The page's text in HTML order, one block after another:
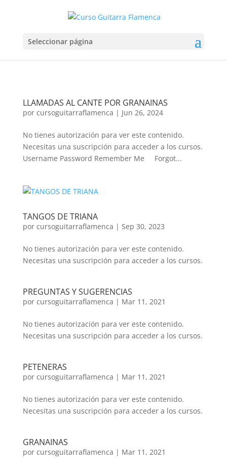
Seleccionar página
LLAMADAS AL CANTE POR GRANAINAS
por cursoguitarraflamenca | Jun 26, 2024
No tienes autorización para ver este contenido.
Necesitas una suscripción para acceder a los cursos.
Username Password Remember Me Forgot...
TANGOS DE TRIANA
por cursoguitarraflamenca | Sep 30, 2023
No tienes autorización para ver este contenido.
Necesitas una suscripción para acceder a los cursos.
PREGUNTAS Y SUGERENCIAS
por cursoguitarraflamenca | Mar 11, 2021
No tienes autorización para ver este contenido.
Necesitas una suscripción para acceder a los cursos.
PETENERAS
por cursoguitarraflamenca | Mar 11, 2021
No tienes autorización para ver este contenido.
Necesitas una suscripción para acceder a los cursos.
GRANAINAS
por cursoguitarraflamenca | Mar 11, 2021